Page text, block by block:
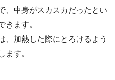
、中身がスカスカだったとい
きます。
、加熱した際にとろけるよう
ます。